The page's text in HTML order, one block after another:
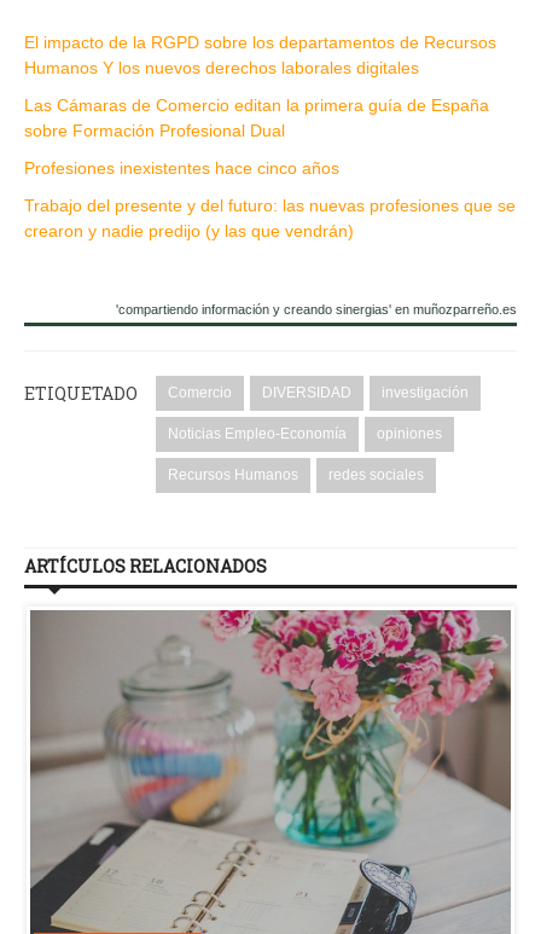
El impacto de la RGPD sobre los departamentos de Recursos
Humanos Y los nuevos derechos laborales digitales
Las Cámaras de Comercio editan la primera guía de España
sobre Formación Profesional Dual
Profesiones inexistentes hace cinco años
Trabajo del presente y del futuro: las nuevas profesiones que se
crearon y nadie predijo (y las que vendrán)
'compartiendo información y creando sinergias' en muñozparreño.es
ETIQUETADO Comercio DIVERSIDAD investigación
Noticias Empleo-Economía opiniones
Recursos Humanos redes sociales
ARTÍCULOS RELACIONADOS